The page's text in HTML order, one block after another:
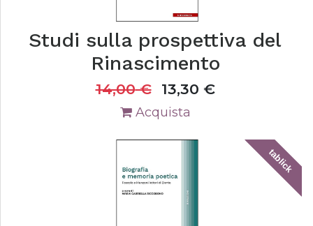
Studi sulla prospettiva del
Rinascimento
14,00€ 13,30 €
Acquista
tablick